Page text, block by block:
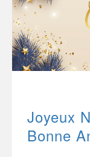
Joyeux
Bonne